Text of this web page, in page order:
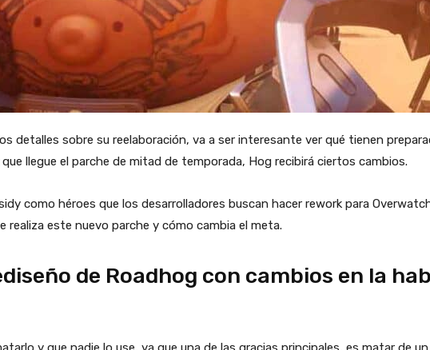
detalles sobre su reelaboración, va a ser interesante ver qué tienen
llegue el parche de mitad de temporada, Hog recibirá ciertos cambios.
como héroes que los desarrolladores buscan hacer rework para
este nuevo parche y cómo cambia el meta.
de Roadhog con cambios en la